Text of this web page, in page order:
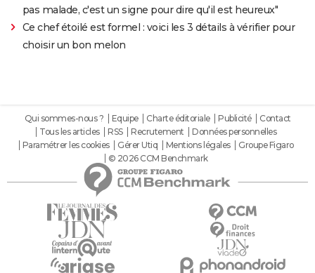
pas malade, c'est un signe pour dire qu'il est heureux"
Ce chef étoilé est formel : voici les 3 détails à vérifier pour
choisir un bon melon
Qui sommes-nous ? Equipe Charte éditoriale Publicité
Contact
Tous les articles
RSS Recrutement
Données personnelles
Paramétrer les cookies
Gérer Utiq Mentions légales
Groupe Figaro
© 2026 CCM Benchmark